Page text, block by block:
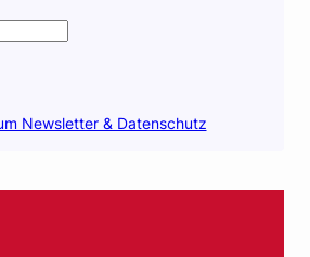
Newsletter & Datenschutz